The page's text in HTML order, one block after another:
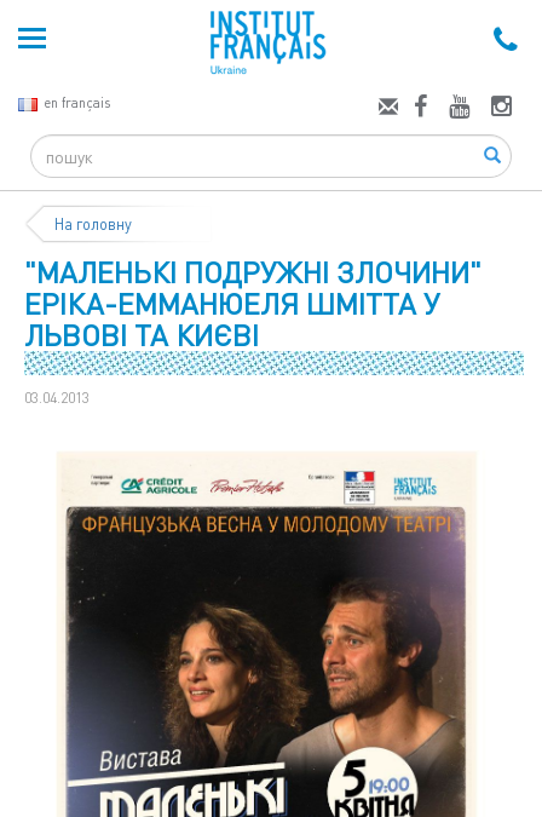
en français
Search
На головну
"МАЛЕНЬКІ ПОДРУЖНІ ЗЛОЧИНИ"
ЕРІКА-ЕММАНЮЕЛЯ ШМІТТА У
ЛЬВОВІ ТА КИЄВІ
03.04.2013